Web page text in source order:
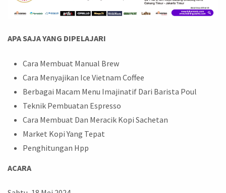
APA SAJA YANG DIPELAJARI
Cara Membuat Manual Brew
Cara Menyajikan Ice Vietnam Coffee
Berbagai Macam Menu Imajinatif Dari Barista Poul
Teknik Pembuatan Espresso
Cara Membuat Dan Meracik Kopi Sachetan
Market Kopi Yang Tepat
Penghitungan Hpp
ACARA